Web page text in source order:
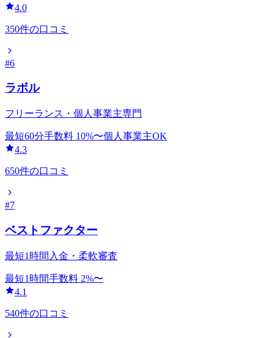
4.0
350件の口コミ
#6
ラボル
フリーランス・個人事業主専門
最短60分手数料 10%〜個人事業主OK
4.3
650件の口コミ
#7
ベストファクター
最短1時間入金・柔軟審査
最短1時間手数料 2%〜
4.1
540件の口コミ